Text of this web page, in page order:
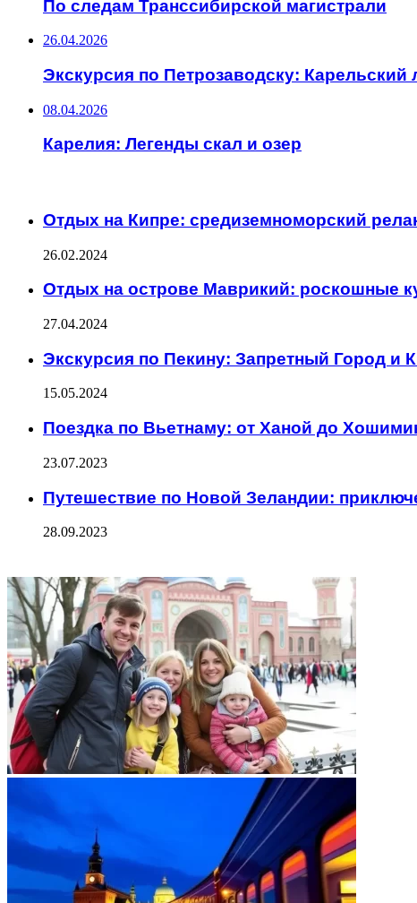
По следам Транссибирской магистрали
26.04.2026
Экскурсия по Петрозаводску: Карельский
08.04.2026
Карелия: Легенды скал и озер
Отдых на Кипре: средиземноморский
26.02.2024
Отдых на острове Маврикий: роскошные
27.04.2024
Экскурсия по Пекину: Запретный Город и
15.05.2024
Поездка по Вьетнаму: от Ханой до
23.07.2023
Путешествие по Новой Зеландии:
28.09.2023